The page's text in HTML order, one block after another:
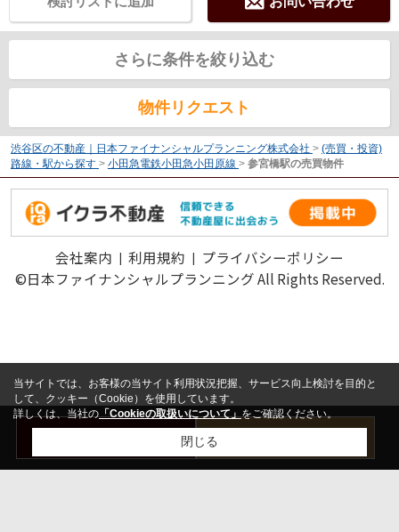
さらに条件を絞り込む
物件リクエスト
渋谷区の不動産｜日本ファイナンシャルプランニング株式会社 > (売買・投資)
路線・駅から探す > 小田急電鉄小田急小田原線 > 参宮橋駅の売買物件
会社案内 利用規約
プライバシーポリシー
©日本ファイナンシャルプランニング All Rights Reserved.
当サイトでは、お客様の当サイト利用状況把握、サービス向上検討を目的と
して、クッキー（Cookie）を使用しています。
詳しくは、当社の「Cookieの取扱いについて」をご確認ください。
閉じる